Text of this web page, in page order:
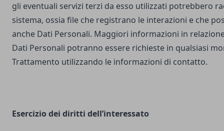
gli eventuali servizi terzi da esso utilizzati potrebbero
sistema, ossia file che registrano le interazioni e che
anche Dati Personali. Maggiori informazioni in
Dati Personali potranno essere richieste in qualsiasi
Trattamento utilizzando le informazioni di contatto.
Esercizio dei diritti dell’interessato